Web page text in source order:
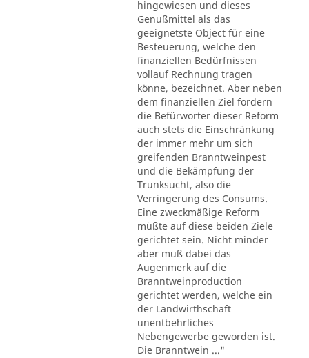
hingewiesen und dieses
Genußmittel als das
geeignetste Object für eine
Besteuerung, welche den
finanziellen Bedürfnissen
vollauf Rechnung tragen
könne, bezeichnet. Aber neben
dem finanziellen Ziel fordern
die Befürworter dieser Reform
auch stets die Einschränkung
der immer mehr um sich
greifenden Branntweinpest
und die Bekämpfung der
Trunksucht, also die
Verringerung des Consums.
Eine zweckmäßige Reform
müßte auf diese beiden Ziele
gerichtet sein. Nicht minder
aber muß dabei das
Augenmerk auf die
Branntweinproduction
gerichtet werden, welche ein
der Landwirthschaft
unentbehrliches
Nebengewerbe geworden ist.
Die Branntwein ..."